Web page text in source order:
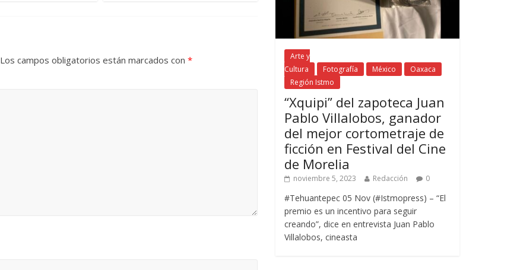
Los campos obligatorios están marcados con *
Arte y
Cultura
Fotografía México
Oaxaca
Región Istmo
“Xquipi” del zapoteca Juan
Pablo Villalobos, ganador
del mejor cortometraje de
ficción en Festival del Cine
de Morelia
noviembre 5, 2023 Redacción 0
#Tehuantepec 05 Nov (#Istmopress) – “El
premio es un incentivo para seguir
creando”, dice en entrevista Juan Pablo
Villalobos, cineasta